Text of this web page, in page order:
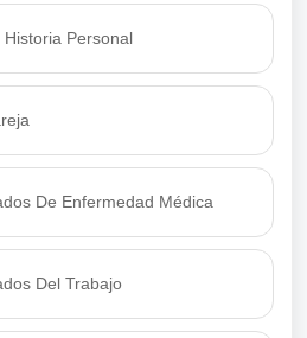
Personal
De Enfermedad Médica
Del Trabajo